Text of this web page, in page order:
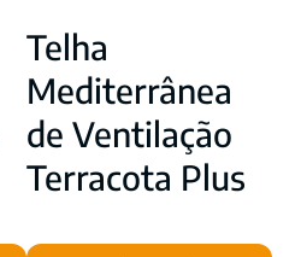
Telha
Mediterrânea
de Ventilação
Terracota Plus